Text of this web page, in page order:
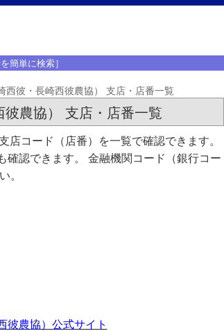
簡単に検索］
西彼・長崎西彼農協） 支店・店番一覧
農協） 支店・店番一覧
コード（店番）を一覧で確認できます。
確認できます。 金融機関コード（銀行コー
。
彼農協）公式サイト